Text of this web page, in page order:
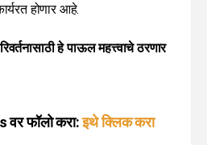
होणार आहे.
हे पाऊल महत्त्वाचे ठरणार
फॉलो करा: इथे क्लिक करा